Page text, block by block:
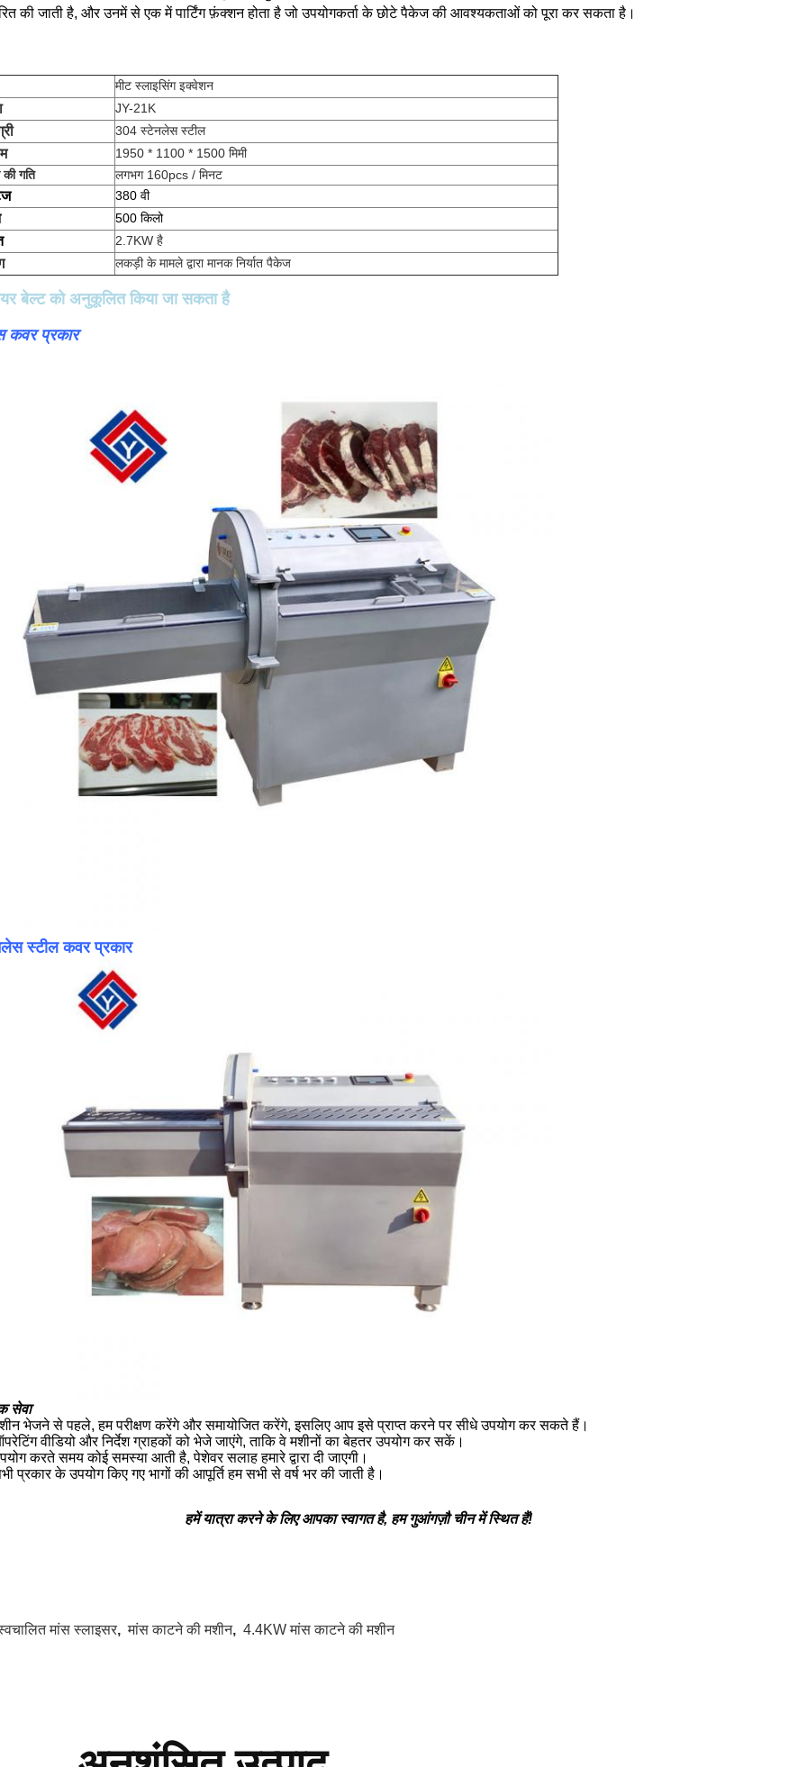
की जाती है, और उनमें से एक में पार्टिंग फ़ंक्शन होता है जो उपयोगकर्ता के छोटे पैकेज की आवश्यकताओं को पूरा कर सकता है।
मीट स्लाइसिंग इक्वेशन
JY-21K
304 स्टेनलेस स्टील
1950 * 1100 * 1500 मिमी
गति
लगभग 160pcs / मिनट
380 वी
500 किलो
2.7KW है
लकड़ी के मामले द्वारा मानक निर्यात पैकेज
बेल्ट को अनुकूलित किया जा सकता है
कवर प्रकार
स्टील कवर प्रकार
सेवा
भेजने से पहले, हम परीक्षण करेंगे और समायोजित करेंगे, इसलिए आप इसे प्राप्त करने पर सीधे उपयोग कर सकते हैं।
वीडियो और निर्देश ग्राहकों को भेजे जाएंगे, ताकि वे मशीनों का बेहतर उपयोग कर सकें।
करते समय कोई समस्या आती है, पेशेवर सलाह हमारे द्वारा दी जाएगी।
प्रकार के उपयोग किए गए भागों की आपूर्ति हम सभी से वर्ष भर की जाती है।
हमें यात्रा करने के लिए आपका स्वागत है, हम गुआंगज़ौ चीन में स्थित हैं!
मांस स्लाइसर,मांस काटने की मशीन, 4.4KW मांस काटने की मशीन